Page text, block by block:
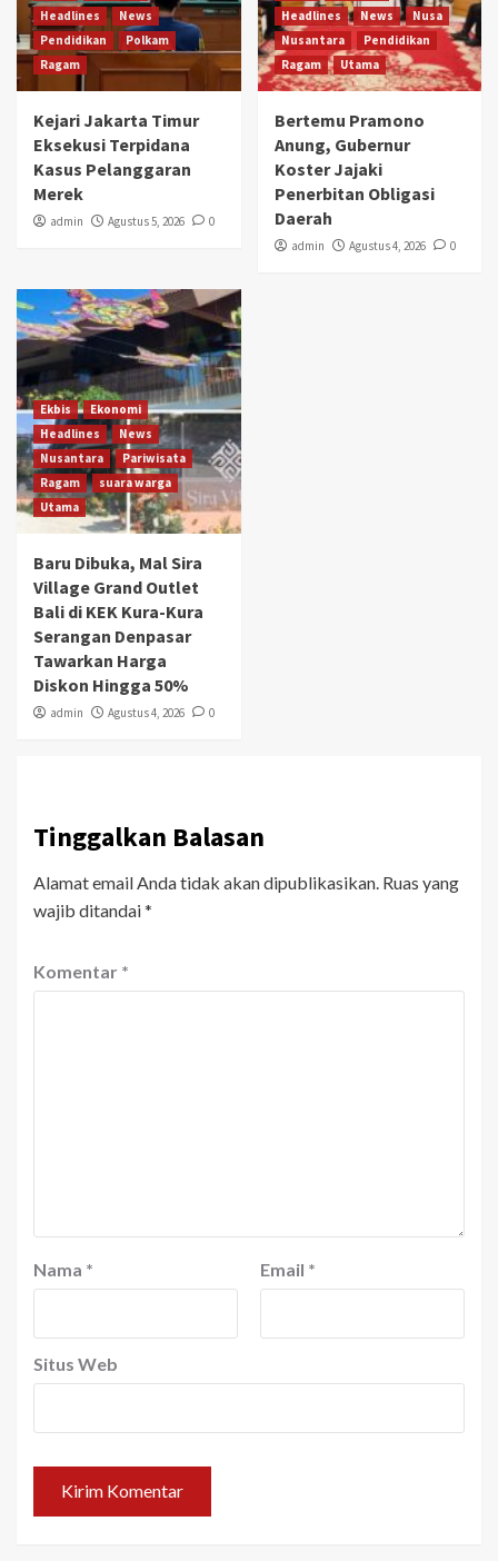
Headlines
News
Pendidikan
Polkam
Ragam
Kejari Jakarta Timur
Eksekusi Terpidana
Kasus Pelanggaran
Merek
admin Agustus 5, 2026 0
Headlines
News
Nusa
Nusantara
Pendidikan
Ragam
Utama
Bertemu Pramono
Anung, Gubernur
Koster Jajaki
Penerbitan Obligasi
Daerah
admin Agustus 4, 2026 0
Ekbis
Ekonomi
Headlines
News
Nusantara
Pariwisata
Ragam
suara warga
Utama
Baru Dibuka, Mal Sira
Village Grand Outlet
Bali di KEK Kura-Kura
Serangan Denpasar
Tawarkan Harga
Diskon Hingga 50%
admin Agustus 4, 2026 0
Tinggalkan Balasan
Alamat email Anda tidak akan dipublikasikan. Ruas yang
wajib ditandai*
Komentar *
Nama * Email *
Situs Web